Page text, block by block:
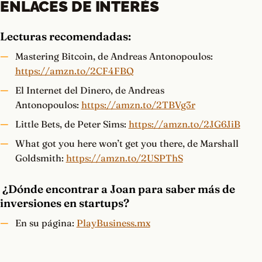
ENLACES DE INTERÉS
Lecturas recomendadas:
Mastering Bitcoin, de Andreas Antonopoulos:
https://amzn.to/2CF4FBQ
El Internet del Dinero, de Andreas
Antonopoulos: https://amzn.to/2TBVg3r
Little Bets, de Peter Sims: https://amzn.to/2JG6JiB
What got you here won’t get you there, de Marshall
Goldsmith: https://amzn.to/2USPThS
¿Dónde encontrar a Joan para saber más de
inversiones en startups?
En su página: PlayBusiness.mx